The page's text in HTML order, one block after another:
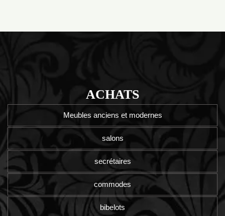
ACHATS
Meubles anciens et modernes
salons
secrétaires
commodes
bibelots